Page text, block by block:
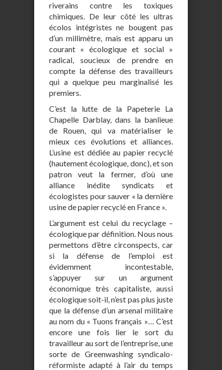
riverains contre les toxiques
chimiques. De leur côté les ultras
écolos intégristes ne bougent pas
d’un millimètre, mais est apparu un
courant « écologique et social »
radical, soucieux de prendre en
compte la défense des travailleurs
qui a quelque peu marginalisé les
premiers.
C’est la lutte de la Papeterie La
Chapelle Darblay, dans la banlieue
de Rouen, qui va matérialiser le
mieux ces évolutions et alliances.
L’usine est dédiée au papier recyclé
(hautement écologique, donc), et son
patron veut la fermer, d’où une
alliance inédite syndicats et
écologistes pour sauver « la dernière
usine de papier recyclé en France ».
L’argument est celui du recyclage –
écologique par définition. Nous nous
permettons d’être circonspects, car
si la défense de l’emploi est
évidemment incontestable,
s’appuyer sur un argument
économique très capitaliste, aussi
écologique soit-il, n’est pas plus juste
que la défense d’un arsenal militaire
au nom du « Tuons français »… C’est
encore une fois lier le sort du
travailleur au sort de l’entreprise, une
sorte de Greenwashing syndicalo-
réformiste adapté à l’air du temps